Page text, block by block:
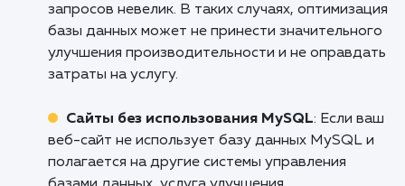
Большие объемы данных и аналитика
Услуга улучшения производительности базы
больших объемов данных и аналитики.
Оптимизация запросов и индексов
обрабатывать и анализировать большие